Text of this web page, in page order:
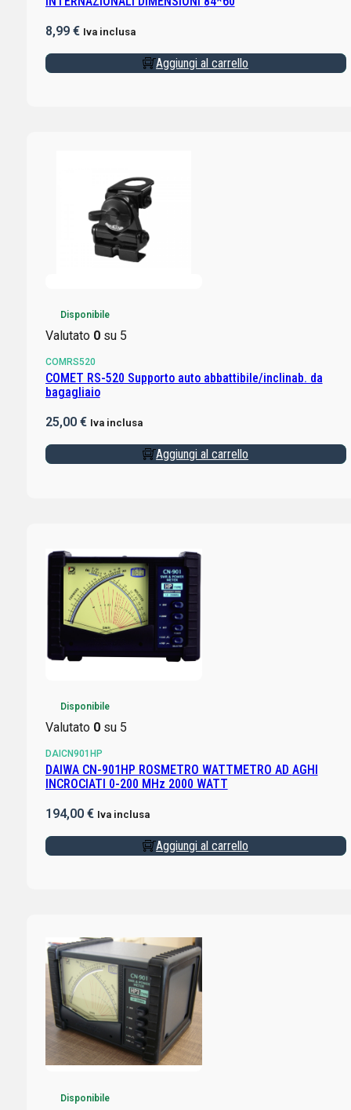
8,99 € Iva inclusa
Aggiungi al carrello
Disponibile
Valutato 0su 5
COMRS520
COMET RS-520 Supporto auto abbattibile/inclinab. da
bagagliaio
25,00 € Iva inclusa
Aggiungi al carrello
Disponibile
Valutato 0su 5
DAICN901HP
DAIWA CN-901HP ROSMETRO WATTMETRO AD AGHI
INCROCIATI 0-200 MHz 2000 WATT
194,00 € Iva inclusa
Aggiungi al carrello
Disponibile